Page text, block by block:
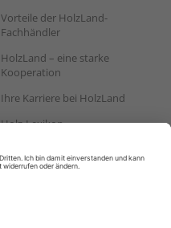
Vorteile der HolzLand-
Fachhändler
HolzLand – eine starke
Kooperation
Ihre Karriere bei HolzLand
Holz-Lexikon